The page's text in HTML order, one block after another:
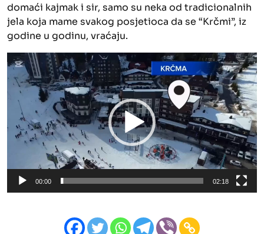
domaći kajmak i sir, samo su neka od tradicionalnih
jela koja mame svakog posjetioca da se “Krčmi”, iz
godine u godinu, vraćaju.
Video
Player
00:00 02:18